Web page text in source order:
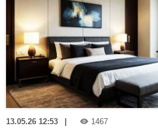
13.05.26 12:53 1467